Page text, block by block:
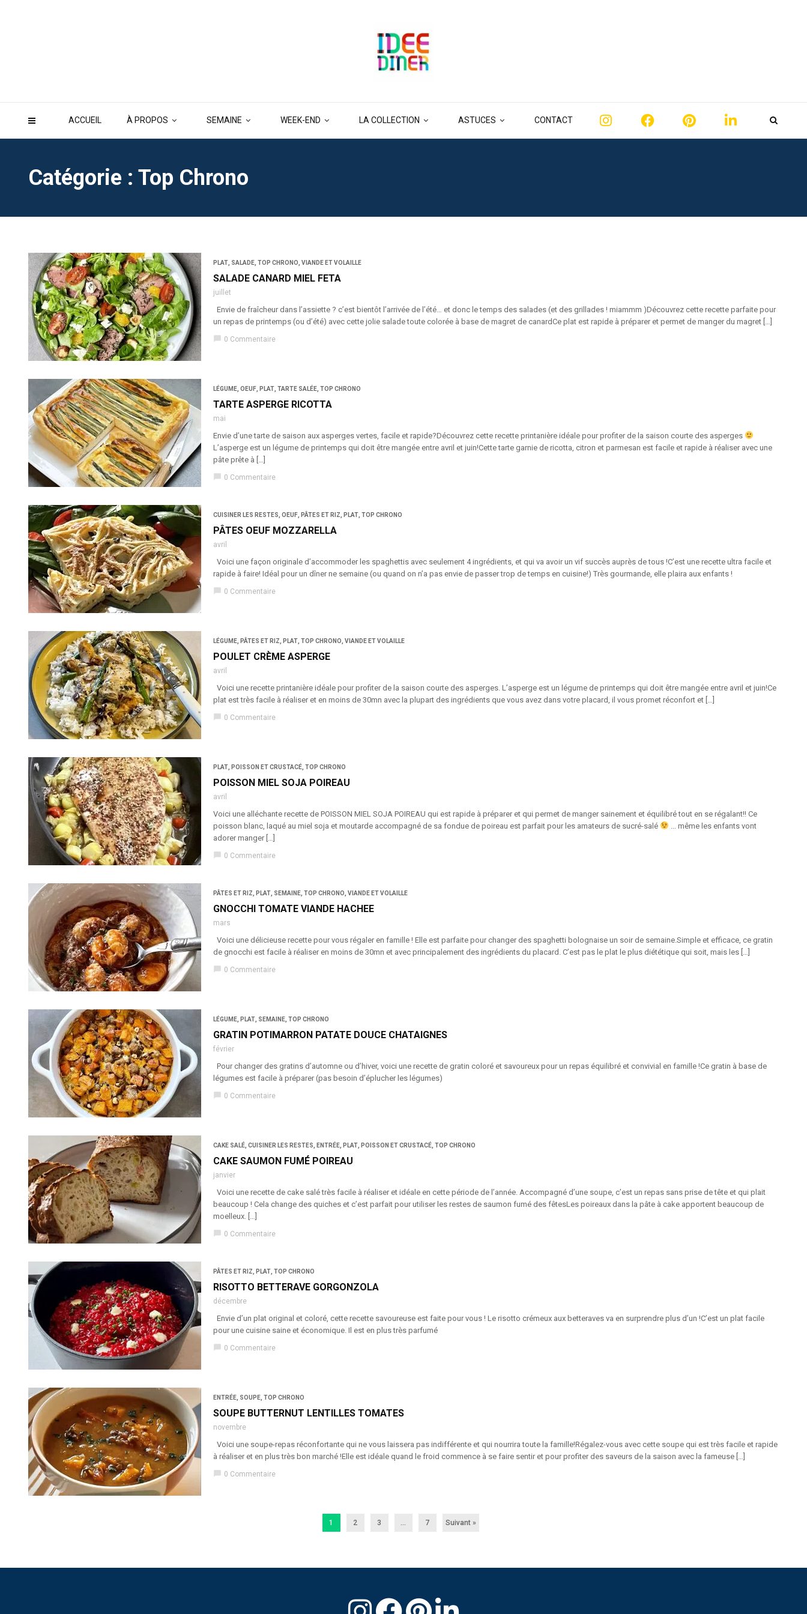
ACCUEIL À PROPOS SEMAINE WEEK-END LA COLLECTION ASTUCES CONTACT
Catégorie : Top Chrono
PLAT SALADE TOP CHRONO VIANDE ET VOLAILLE
SALADE CANARD MIEL FETA
juillet
Envie de fraîcheur dans l’assiette ? c’est bientôt l’arrivée de l’été… et donc le temps des salades (et des grillades ! miammm )Découvrez cette recette parfaite pour
un repas de printemps (ou d’été) avec cette jolie salade toute colorée à base de magret de canardCe plat est rapide à préparer et permet de manger du magret […]
chat_bubble 0 Commentaire
LÉGUME OEUF PLAT TARTE SALÉE TOP CHRONO
TARTE ASPERGE RICOTTA
mai
Envie d’une tarte de saison aux asperges vertes, facile et rapide?Découvrez cette recette printanière idéale pour profiter de la saison courte des asperges
L’asperge est un légume de printemps qui doit être mangée entre avril et juin!Cette tarte garnie de ricotta, citron et parmesan est facile et rapide à réaliser avec une
pâte prête à […]
chat_bubble 0 Commentaire
CUISINER LES RESTES OEUF PÂTES ET RIZ PLAT TOP CHRONO
PÂTES OEUF MOZZARELLA
avril
Voici une façon originale d’accommoder les spaghettis avec seulement 4 ingrédients, et qui va avoir un vif succès auprès de tous !C’est une recette ultra facile et
rapide à faire! Idéal pour un dîner ne semaine (ou quand on n’a pas envie de passer trop de temps en cuisine!) Très gourmande, elle plaira aux enfants !
chat_bubble 0 Commentaire
LÉGUME PÂTES ET RIZ PLAT TOP CHRONO VIANDE ET VOLAILLE
POULET CRÈME ASPERGE
avril
Voici une recette printanière idéale pour profiter de la saison courte des asperges. L’asperge est un légume de printemps qui doit être mangée entre avril et juin!Ce
plat est très facile à réaliser et en moins de 30mn avec la plupart des ingrédients que vous avez dans votre placard, il vous promet réconfort et […]
chat_bubble 0 Commentaire
PLAT POISSON ET CRUSTACÉ TOP CHRONO
POISSON MIEL SOJA POIREAU
avril
Voici une alléchante recette de POISSON MIEL SOJA POIREAU qui est rapide à préparer et qui permet de manger sainement et équilibré tout en se régalant!! Ce
poisson blanc, laqué au miel soja et moutarde accompagné de sa fondue de poireau est parfait pour les amateurs de sucré-salé
... même les enfants vont
adorer manger […]
chat_bubble 0 Commentaire
PÂTES ET RIZ PLAT SEMAINE TOP CHRONO VIANDE ET VOLAILLE
GNOCCHI TOMATE VIANDE HACHEE
mars
Voici une délicieuse recette pour vous régaler en famille ! Elle est parfaite pour changer des spaghetti bolognaise un soir de semaine.Simple et efficace, ce gratin
de gnocchi est facile à réaliser en moins de 30mn et avec principalement des ingrédients du placard. C’est pas le plat le plus diététique qui soit, mais les […]
chat_bubble 0 Commentaire
LÉGUME PLAT SEMAINE TOP CHRONO
GRATIN POTIMARRON PATATE DOUCE CHATAIGNES
février
Pour changer des gratins d’automne ou d’hiver, voici une recette de gratin coloré et savoureux pour un repas équilibré et convivial en famille !Ce gratin à base de
légumes est facile à préparer (pas besoin d’éplucher les légumes)
chat_bubble 0 Commentaire
CAKE SALÉ CUISINER LES RESTES ENTRÉE PLAT POISSON ET CRUSTACÉ TOP CHRONO
CAKE SAUMON FUMÉ POIREAU
janvier
Voici une recette de cake salé très facile à réaliser et idéale en cette période de l’année. Accompagné d’une soupe, c’est un repas sans prise de tête et qui plait
beaucoup ! Cela change des quiches et c’est parfait pour utiliser les restes de saumon fumé des fêtesLes poireaux dans la pâte à cake apportent beaucoup de
moelleux. […]
chat_bubble 0 Commentaire
PÂTES ET RIZ PLAT TOP CHRONO
RISOTTO BETTERAVE GORGONZOLA
décembre
Envie d’un plat original et coloré, cette recette savoureuse est faite pour vous ! Le risotto crémeux aux betteraves va en surprendre plus d’un !C’est un plat facile
pour une cuisine saine et économique. Il est en plus très parfumé
chat_bubble 0 Commentaire
ENTRÉE SOUPE TOP CHRONO
SOUPE BUTTERNUT LENTILLES TOMATES
novembre
Voici une soupe-repas réconfortante qui ne vous laissera pas indifférente et qui nourrira toute la famille!Régalez-vous avec cette soupe qui est très facile et rapide
à réaliser et en plus très bon marché !Elle est idéale quand le froid commence à se faire sentir et pour profiter des saveurs de la saison avec la fameuse […]
chat_bubble 0 Commentaire
1 2 3 … 7 Suivant »